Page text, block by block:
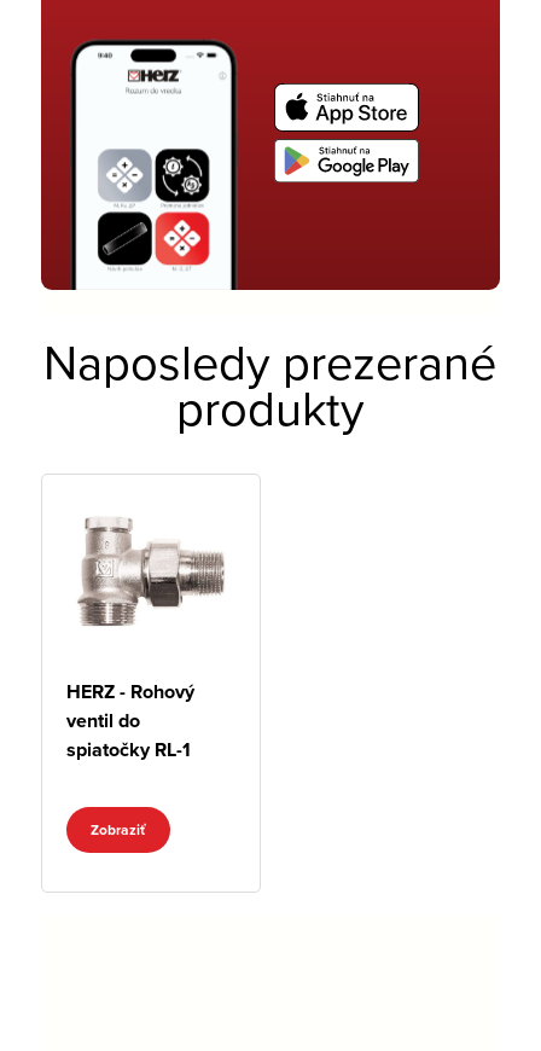
Naposledy prezerané
produkty
HERZ - Rohový
ventil do
spiatočky RL-1
Zobraziť